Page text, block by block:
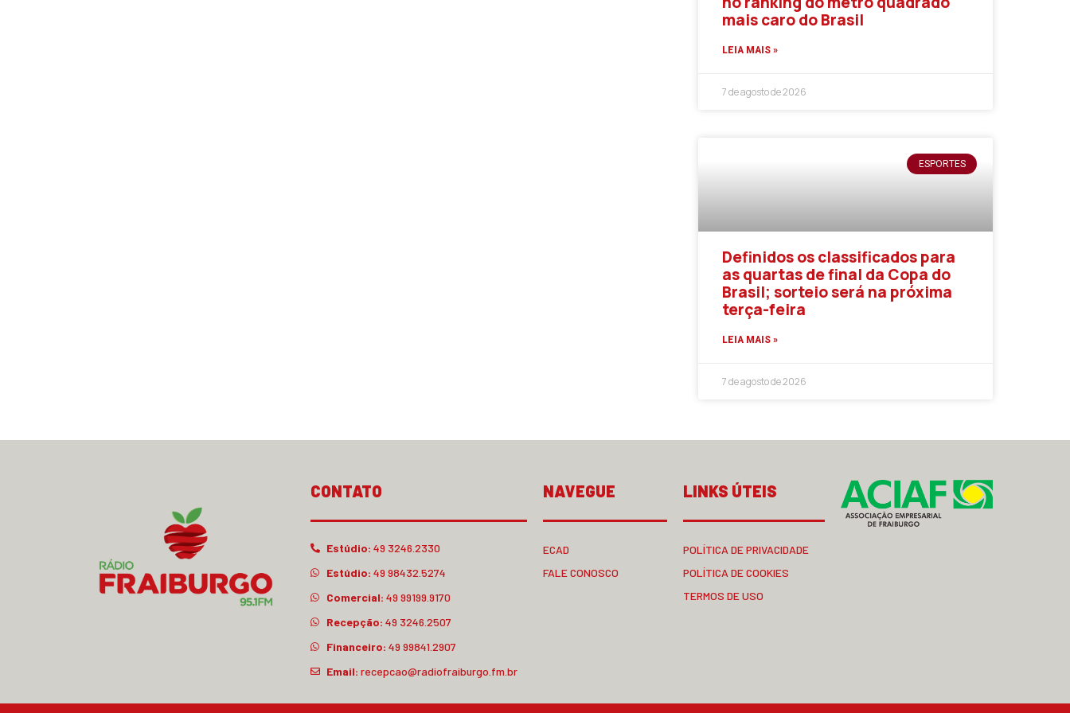
mais caro do Brasil
LEIA MAIS »
7 de agosto de 2026
ESPORTES
Definidos os classificados para
as quartas de final da Copa do
Brasil; sorteio será na próxima
terça-feira
LEIA MAIS »
7 de agosto de 2026
CONTATO
Estúdio: 49 3246.2330
Estúdio: 49 98432.5274
Comercial: 49 99199.9170
Recepção: 49 3246.2507
Financeiro: 49 99841.2907
Email: recepcao@radiofraiburgo.fm.br
NAVEGUE
ECAD
FALE CONOSCO
LINKS ÚTEIS
POLÍTICA DE PRIVACIDADE
POLÍTICA DE COOKIES
TERMOS DE USO